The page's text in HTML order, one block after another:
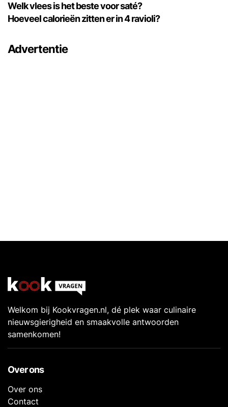
Welk vlees is het beste voor saté?
Hoeveel calorieën zitten er in 4 ravioli?
Advertentie
Welkom bij Kookvragen.nl, dé plek waar culinaire
nieuwsgierigheid en smaakvolle antwoorden
samenkomen!
Over ons
Over ons
Contact